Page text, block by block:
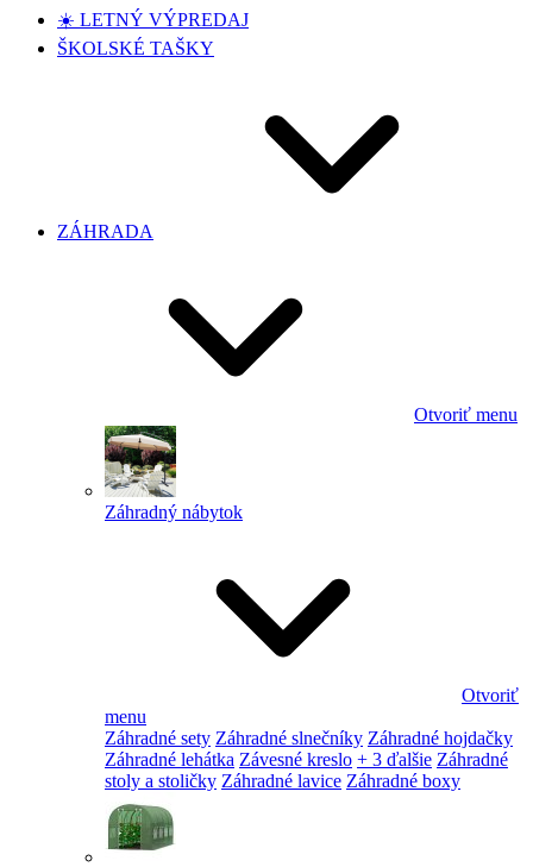
☀️ LETNÝ VÝPREDAJ
ŠKOLSKÉ TAŠKY
ZÁHRADA
Otvoriť menu
Záhradný nábytok
Otvoriť
menu
Záhradné sety Záhradné slnečníky Záhradné hojdačky
Záhradné lehátka Závesné kreslo + 3 ďalšie Záhradné
stoly a stoličky Záhradné lavice Záhradné boxy